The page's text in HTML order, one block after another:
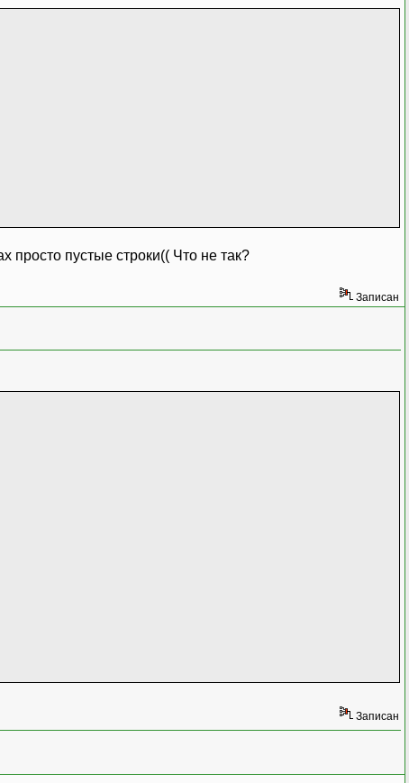
просто пустые строки(( Что не так?
Записан
Записан